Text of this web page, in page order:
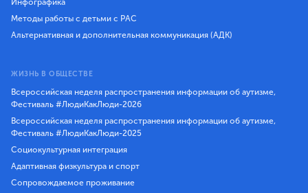
Инфографика
Методы работы с детьми с РАС
Альтернативная и дополнительная коммуникация (АДК)
ЖИЗНЬ В ОБЩЕСТВЕ
Всероссийская неделя распространения информации об аутизме,
Фестиваль #ЛюдиКакЛюди-2026
Всероссийская неделя распространения информации об аутизме,
Фестиваль #ЛюдиКакЛюди-2025
Социокультурная интеграция
Адаптивная физкультура и спорт
Сопровождаемое проживание